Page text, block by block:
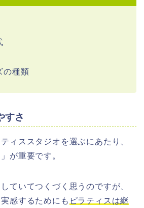
の種類
すさ
ィススタジオを選ぶにあたり、
」が重要です。
ていてつくづく思うのですが、
感するためにも ピラティスは継